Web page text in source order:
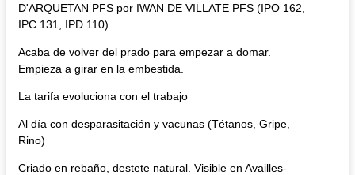
D'ARQUETAN PFS por IWAN DE VILLATE PFS (IPO 162,
IPC 131, IPD 110)
Acaba de volver del prado para empezar a domar.
Empieza a girar en la embestida.
La tarifa evoluciona con el trabajo
Al día con desparasitación y vacunas (Tétanos, Gripe,
Rino)
Criado en rebaño, destete natural. Visible en Availles-